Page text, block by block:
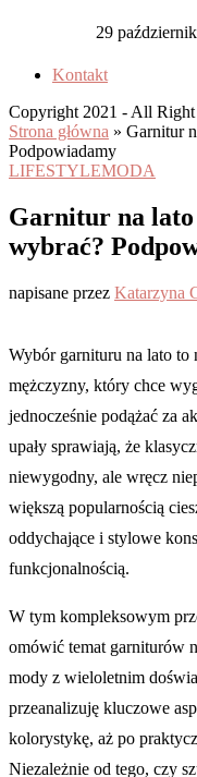
29
Kontakt
Copyright 2021 - All Right
Strona główna » Garnitur
Podpowiadamy
LIFESTYLEMODA
Garnitur na
wybrać?
napisane przez Katarzyna
Wybór garnituru na lato to
mężczyzny, który chce
jednocześnie podążać za
upały sprawiają, że
niewygodny, ale wręcz
większą popularnością
oddychające i stylowe
funkcjonalnością.
W tym kompleksowym
omówić temat garniturów
mody z wieloletnim
przeanalizuję kluczowe
kolorystykę, aż po
Niezależnie od tego, czy